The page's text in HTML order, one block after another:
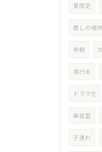
夏限定
癒しの場所
早朝
単行本
ドラマ化
美容室
子連れ